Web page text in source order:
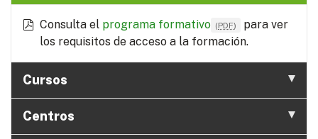
Consulta el programa formativo (PDF)
para ver
los requisitos de acceso a la formación.
Cursos
Centros